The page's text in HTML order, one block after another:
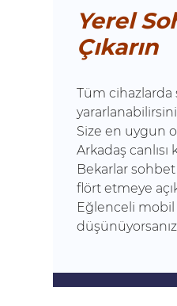
Yerel
Çıkarın
Tüm
Size en uygun
Arkadaş
Bekarlar
flört etmeye
Eğlenceli mobil